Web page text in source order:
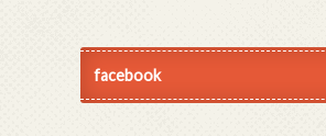
facebook